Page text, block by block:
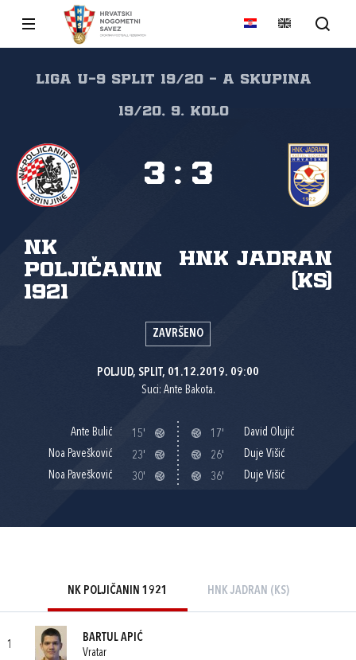
Liga U-9 Split 19/20 - A skupina
19/20, 9. kolo
NK
Poljičanin
1921
HNK Jadran
(KS)
3 : 3
ZAVRŠENO
POLJUD, SPLIT, 01.12.2019. 09:00
Suci: Ante Bakota.
Ante Bulić
15'
Noa Pavešković
23'
Noa Pavešković
30'
17'
David Olujić
26'
Duje Višić
36'
Duje Višić
NK POLJIČANIN 1921 HNK JADRAN (KS)
1
BARTUL APIĆ
Vratar